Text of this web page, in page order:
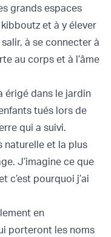
grands espaces
et à y élever
à se connecter à
au corps et à l’âme
érigé dans le jardin
tués lors de
qui a suivi.
naturelle et la plus
J’imagine ce que
c’est pourquoi j’ai
en
porteront les noms